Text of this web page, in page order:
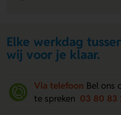
Elke werkdag
wij voor je klaar.
Via telefoon Bel ons
te spreken 03 80 83